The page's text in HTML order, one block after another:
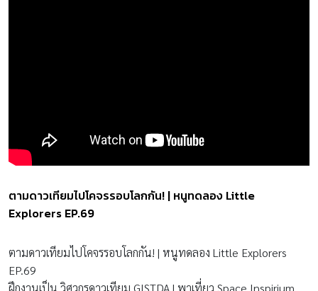
ตามดาวเทียมไปโคจรรอบโลกกัน! | หนูทดลอง Little
Explorers EP.69
ตามดาวเทียมไปโคจรรอบโลกกัน! | หนูทดลอง Little Explorers
EP.69
ฝึกงานเป็น วิศวกรดาวเทียม GISTDA | พาเที่ยว Space Inspirium